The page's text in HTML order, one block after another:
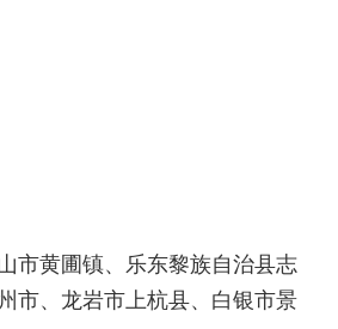
市黄圃镇、乐东黎族自治县志
市、龙岩市上杭县、白银市景